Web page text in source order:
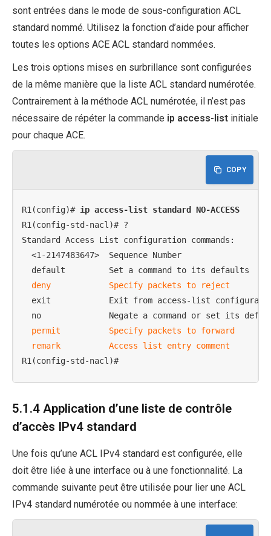
sont entrées dans le mode de sous-configuration ACL
standard nommé. Utilisez la fonction d’aide pour afficher
toutes les options ACE ACL standard nommées.
Les trois options mises en surbrillance sont configurées
de la même manière que la liste ACL standard numérotée.
Contrairement à la méthode ACL numérotée, il n’est pas
nécessaire de répéter la commande ip access-list initiale
pour chaque ACE.
COPY
R1(config)# ip access-list standard NO-ACCESS
R1(config-std-nacl)# ?
Standard Access List configuration commands:
  <1-2147483647>  Sequence Number
  default         Set a command to its defaults
deny            Specify packets to reject
exit            Exit from access-list
no              Negate a command or set its
permit          Specify packets to forward
  remark          Access list entry comment
R1(config-std-nacl)#
5.1.4 Application d’une liste de contrôle
d’accès IPv4 standard
Une fois qu’une ACL IPv4 standard est configurée, elle
doit être liée à une interface ou à une fonctionnalité. La
commande suivante peut être utilisée pour lier une ACL
IPv4 standard numérotée ou nommée à une interface: